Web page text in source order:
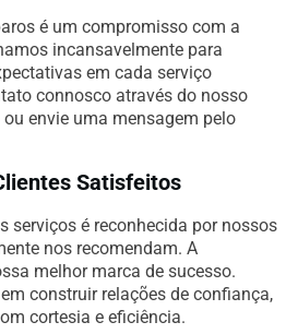
é um compromisso com a
incansavelmente para
em cada serviço
connosco através do nosso
ou envie uma mensagem pelo
Satisfeitos
serviços é reconhecida por nossos
nos recomendam. A
melhor marca de sucesso.
construir relações de confiança,
cortesia e eficiência.